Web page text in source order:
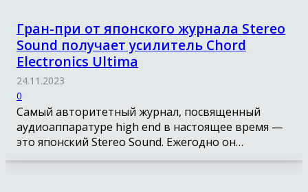
Гран-при от японского журнала Stereo
Sound получает усилитель Chord
Electronics Ultima
24.11.2023
0
Самый авторитетный журнал, посвященный
аудиоаппаратуре high end в настоящее время —
это японский Stereo Sound. Ежегодно он…